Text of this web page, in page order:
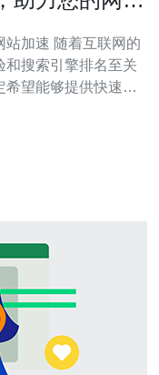
互联网的
和搜索引擎排名至关
望能够提供快速流
群服务器的优势和